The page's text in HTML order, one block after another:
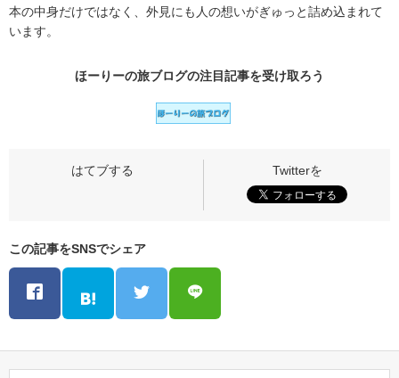
本の中身だけではなく、外見にも人の想いがぎゅっと詰め込まれて
います。
ほーりーの旅ブログの注目記事を受け取ろう
この記事をSNSでシェア